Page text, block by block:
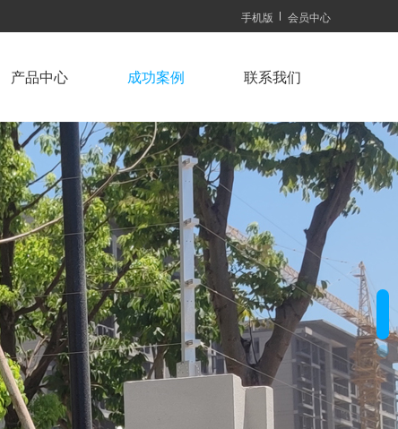
手机版 会员中心
产品中心 成功案例 联系我们